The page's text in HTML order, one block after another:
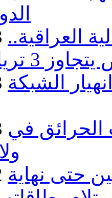
العراقية..
الشبكة
الحرائق في
حتى نهاية